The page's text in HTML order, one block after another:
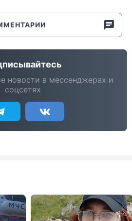
новости в мессенджерах и
соцсетях